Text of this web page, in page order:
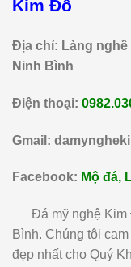
Kim Đô
Địa chỉ: Làng nghề
Ninh Bình
Điện thoại:
Gmail:
Facebook: Mộ đá,
Đá mỹ nghệ Kim
Bình. Chúng tôi
đẹp nhất cho Quý